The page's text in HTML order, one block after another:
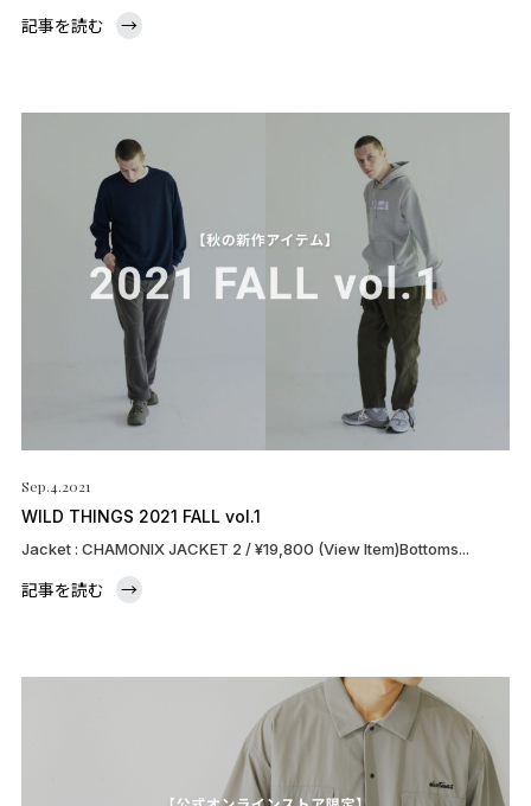
記事を読む →
Sep.4.2021
WILD THINGS 2021 FALL vol.1
Jacket : CHAMONIX JACKET 2 / ¥19,800 (View Item)Bottoms...
記事を読む →